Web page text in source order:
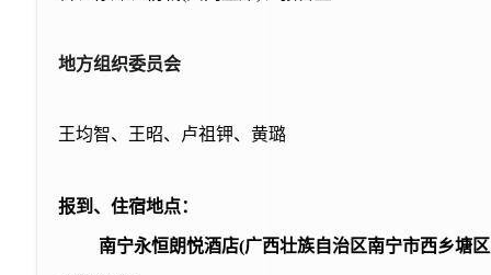
地方组织委员会
王均智、王昭、卢祖钾、黄璐
报到、住宿地点：
南宁永恒朗悦酒店(广西壮族自治区南宁市西乡塘